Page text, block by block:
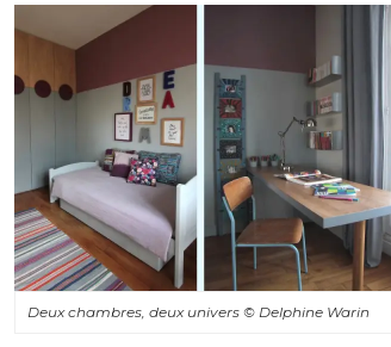
Deux chambres, deux univers © Delphine Warin